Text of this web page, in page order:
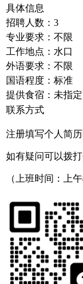
具体信息
招聘人数：3
专业要求：不限
工作地点：水口
外语要求：不限
国语程度：标准
提供食宿：未指定
联系方式
注册填写个人简
如有疑问可以拨
（上班时间：上